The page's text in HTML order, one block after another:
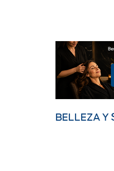
BELLEZA Y